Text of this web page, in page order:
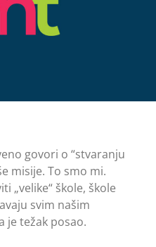
govori o “stvaranju
misije. To smo mi.
„velike“ škole, škole
svim našim
je težak posao.